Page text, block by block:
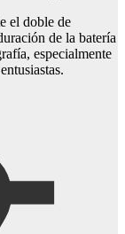
el doble de
de la batería
especialmente